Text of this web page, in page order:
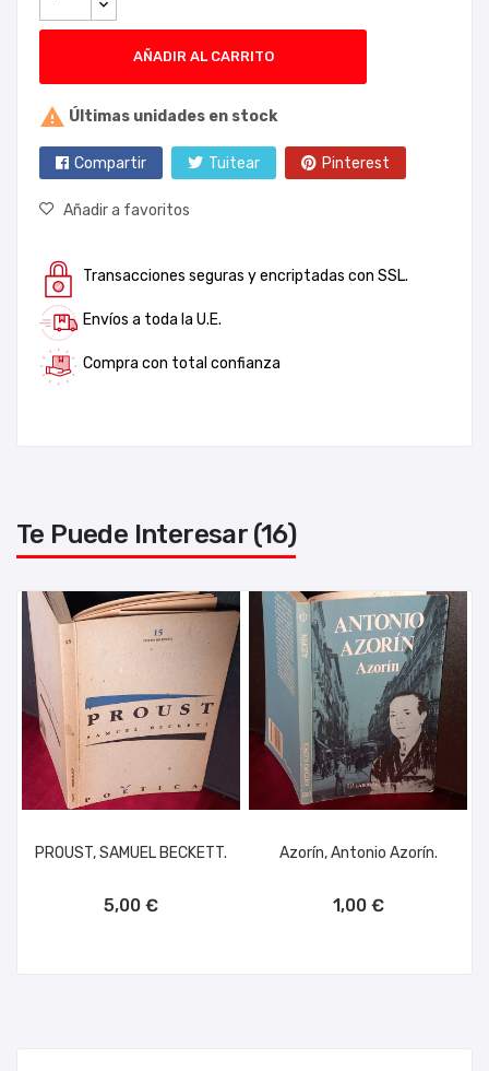
AÑADIR AL CARRITO
 Últimas unidades en stock
Compartir Tuitear Pinterest
Añadir a favoritos
Transacciones seguras y encriptadas con SSL.
Envíos a toda la U.E.
Compra con total confianza
Te Puede Interesar (16)
PROUST, SAMUEL BECKETT.
5,00 €
Azorín, Antonio Azorín.
1,00 €